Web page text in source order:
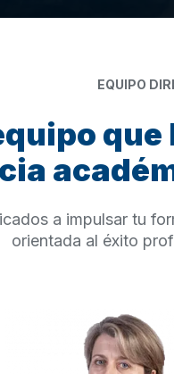
EQUIPO
a impulsar tu
orientada al éxito